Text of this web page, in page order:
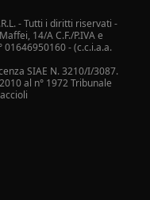
- Tutti i diritti riservati -
14/A C.F./P.IVA e
- (c.c.i.a.a.
SIAE N. 3210/I/3087.
al n° 1972 Tribunale